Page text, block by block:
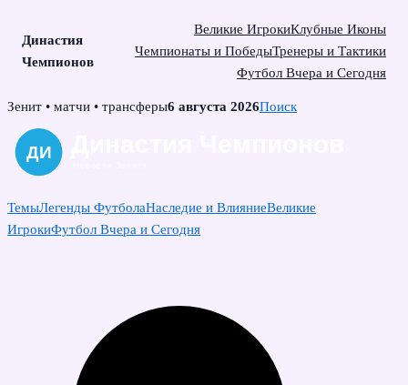
Династия
Чемпионов
Великие ИгрокиКлубные Иконы
Чемпионаты и ПобедыТренеры и Тактики
Футбол Вчера и Сегодня
Skip
content
Зенит • матчи • трансферы6 августа 2026Поиск
ТемыЛегенды ФутболаНаследие и ВлияниеВеликие
ИгрокиФутбол Вчера и Сегодня